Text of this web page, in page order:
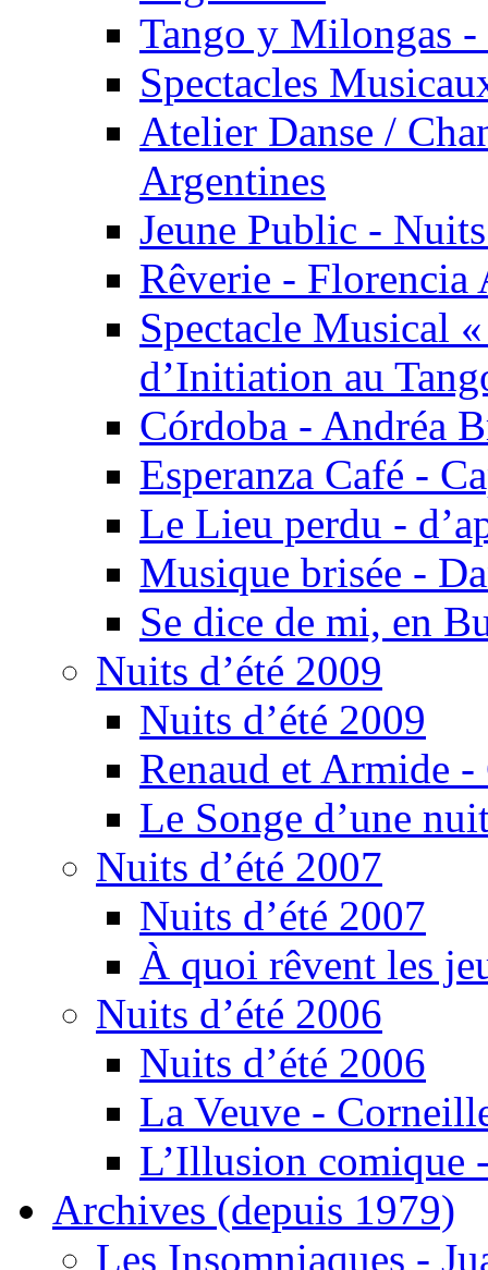
Tango y Milongas -
Spectacles
Atelier Danse /
Argentines
Jeune Public -
Rêverie - Florencia
Spectacle Musical
d’Initiation au
Córdoba - Andréa
Esperanza Café -
Le Lieu perdu -
Musique brisée -
Se dice de mi, en
Nuits d’été 2009
Nuits d’été 2009
Renaud et Armide -
Le Songe d’une
Nuits d’été 2007
Nuits d’été 2007
À quoi rêvent les
Nuits d’été 2006
Nuits d’été 2006
La Veuve -
L’Illusion comique
Archives (depuis 1979)
Les Insomniaques -